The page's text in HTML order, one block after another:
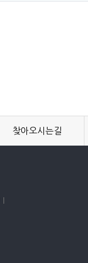
찾아오시는길